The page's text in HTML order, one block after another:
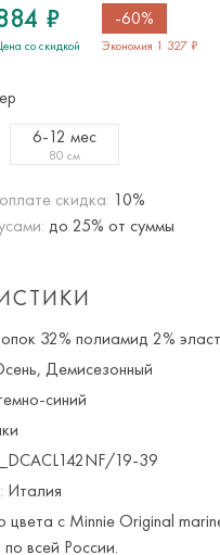
₽
со скидкой
-60%
Экономия 1 327 ₽
6-12 мес
80 см
скидка: 10%
до 25% от суммы
32% полиамид 2%
Демисезонный
синий
19-39
Италия
цвета с Minnie Original
всей России.